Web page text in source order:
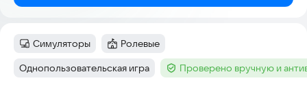
Категория:
Симуляторы Категория:
Ролевые
Тег:
Однопользовательская игра Тег :Проверено вручную и